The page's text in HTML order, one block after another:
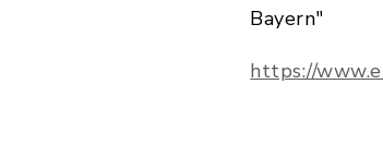
Bayern"
https://